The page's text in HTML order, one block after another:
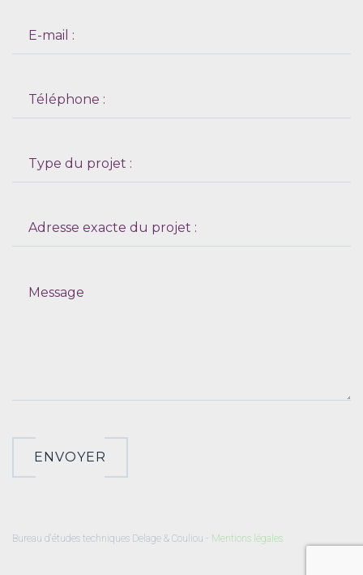
ENVOYER
Bureau d'études techniques Delage & Couliou - Mentions légales